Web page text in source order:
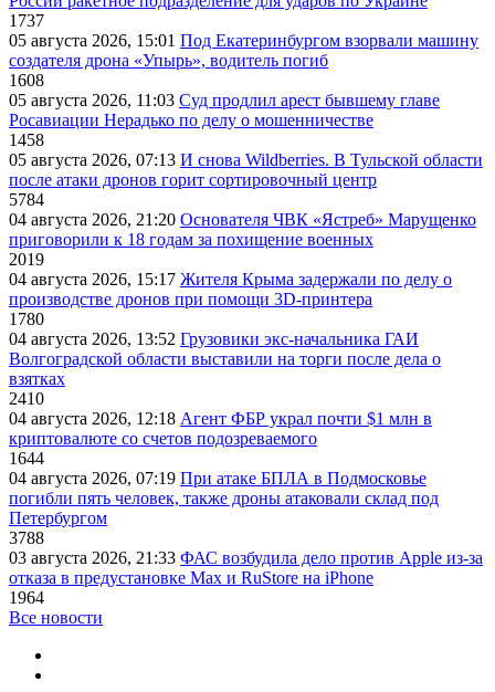
1737
05 августа 2026, 15:01 Под Екатеринбургом взорвали машину
создателя дрона «Упырь», водитель погиб
1608
05 августа 2026, 11:03 Суд продлил арест бывшему главе
Росавиации Нерадько по делу о мошенничестве
1458
05 августа 2026, 07:13 И снова Wildberries. В Тульской области
после атаки дронов горит сортировочный центр
5784
04 августа 2026, 21:20 Основателя ЧВК «Ястреб» Марущенко
приговорили к 18 годам за похищение военных
2019
04 августа 2026, 15:17 Жителя Крыма задержали по делу о
производстве дронов при помощи 3D‑принтера
1780
04 августа 2026, 13:52 Грузовики экс-начальника ГАИ
Волгоградской области выставили на торги после дела о
взятках
2410
04 августа 2026, 12:18 Агент ФБР украл почти $1 млн в
криптовалюте со счетов подозреваемого
1644
04 августа 2026, 07:19 При атаке БПЛА в Подмосковье
погибли пять человек, также дроны атаковали склад под
Петербургом
3788
03 августа 2026, 21:33 ФАС возбудила дело против Apple из-за
отказа в предустановке Max и RuStore на iPhone
1964
Все новости